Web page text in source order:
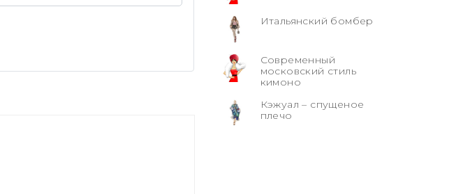
Итальянский бомбер
Современный
московский стиль
кимоно
Кэжуал – спущеное
плечо